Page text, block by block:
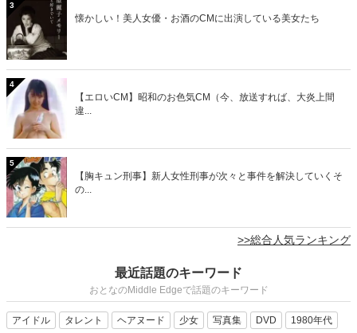
3
懐かしい！美人女優・お酒のCMに出演している美女たち
4
【エロいCM】昭和のお色気CM（今、放送すれば、大炎上間
違...
5
【胸キュン刑事】新人女性刑事が次々と事件を解決していくそ
の...
>>総合人気ランキング
最近話題のキーワード
おとなのMiddle Edgeで話題のキーワード
アイドル タレント ヘアヌード 少女 写真集 DVD 1980年代